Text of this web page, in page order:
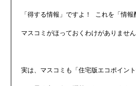
「得する情報」ですよ！ これを「情
マスコミがほっておくわけがありません
実は、マスコミも「住宅版エコポイン